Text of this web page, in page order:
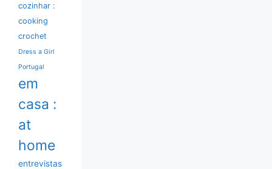
cozinhar :
cooking
crochet
Dress a Girl
Portugal
em
casa :
at
home
entrevistas